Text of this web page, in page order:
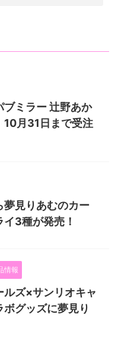
ブミラー 辻野あか
10月31日まで受注
夢見りあむのカー
イ3種が発売！
情報
ルズ×サンリオキャ
ボグッズに夢見り